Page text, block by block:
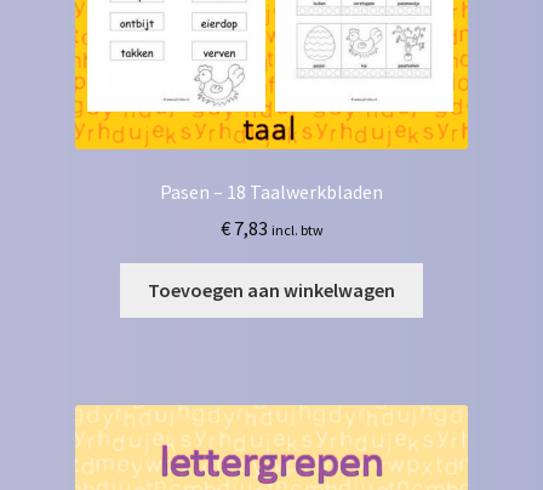
Pasen – 18 Taalwerkbladen
€7,83 incl. btw
Toevoegen aan winkelwagen